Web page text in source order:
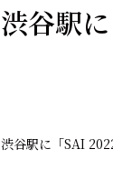
渋谷駅
渋谷駅に「SAI